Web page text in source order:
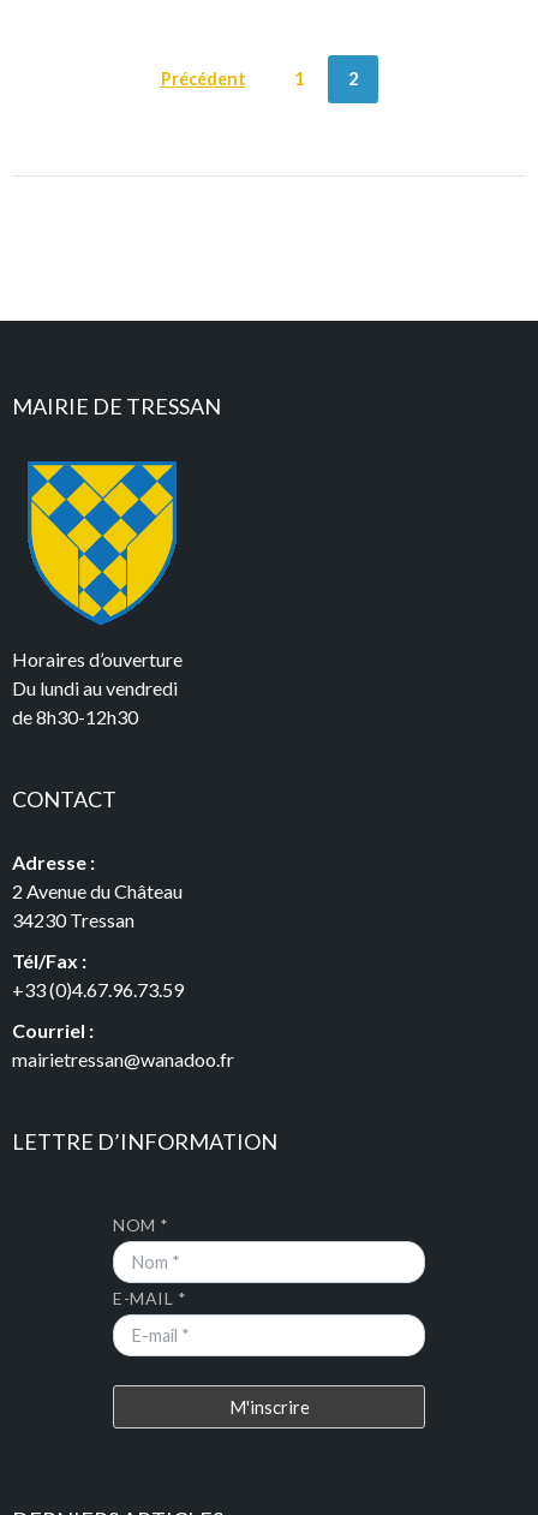
Précédent 1 2
MAIRIE DE TRESSAN
Horaires d’ouverture
Du lundi au vendredi
de 8h30-12h30
CONTACT
Adresse :
2 Avenue du Château
34230 Tressan
Tél/Fax :
+33 (0)4.67.96.73.59
Courriel :
mairietressan@wanadoo.fr
LETTRE D’INFORMATION
NOM *
E-MAIL *